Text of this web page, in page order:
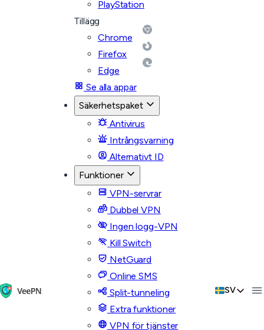
PlayStation
Tillägg
Chrome
Firefox
Edge
Se alla appar
Säkerhetspaket
Antivirus
Intrångsvarning
Alternativt ID
Funktioner
VPN-servrar
Dubbel VPN
Ingen logg-VPN
Kill Switch
NetGuard
Online SMS
Split-tunneling
Extra funktioner
VPN för tjänster
SV